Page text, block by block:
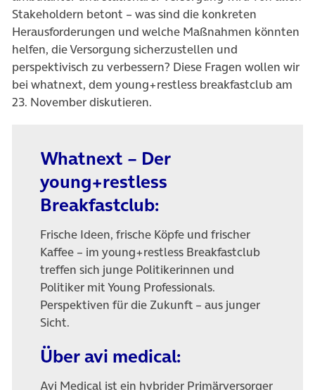
Stakeholdern betont – was sind die konkreten
Herausforderungen und welche Maßnahmen könnten
helfen, die Versorgung sicherzustellen und
perspektivisch zu verbessern? Diese Fragen wollen wir
bei whatnext, dem young+restless breakfastclub am
23. November diskutieren.
Whatnext – Der
young+restless
Breakfastclub:
Frische Ideen, frische Köpfe und frischer
Kaffee – im young+restless Breakfastclub
treffen sich junge Politikerinnen und
Politiker mit Young Professionals.
Perspektiven für die Zukunft – aus junger
Sicht.
Über avi medical:
Avi Medical ist ein hybrider Primärversorger